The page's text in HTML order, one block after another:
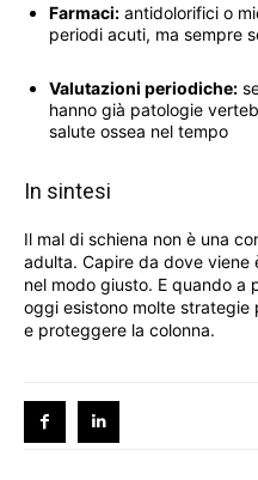
Farmaci: antidolorifici o
periodi acuti, ma sempre
Valutazioni periodiche:
hanno già patologie
salute ossea nel tempo
In sintesi
Il mal di schiena non è una
adulta. Capire da dove viene
nel modo giusto. E quando a
oggi esistono molte
e proteggere la colonna.